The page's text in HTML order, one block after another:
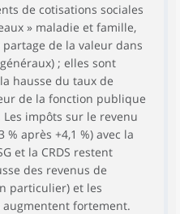
de cotisations sociales
» maladie et famille,
de la valeur dans
; elles sont
hausse du taux de
de la fonction publique
impôts sur le revenu
après +4,1 %) avec la
et la CRDS restent
des revenus de
particulier) et les
fortement.